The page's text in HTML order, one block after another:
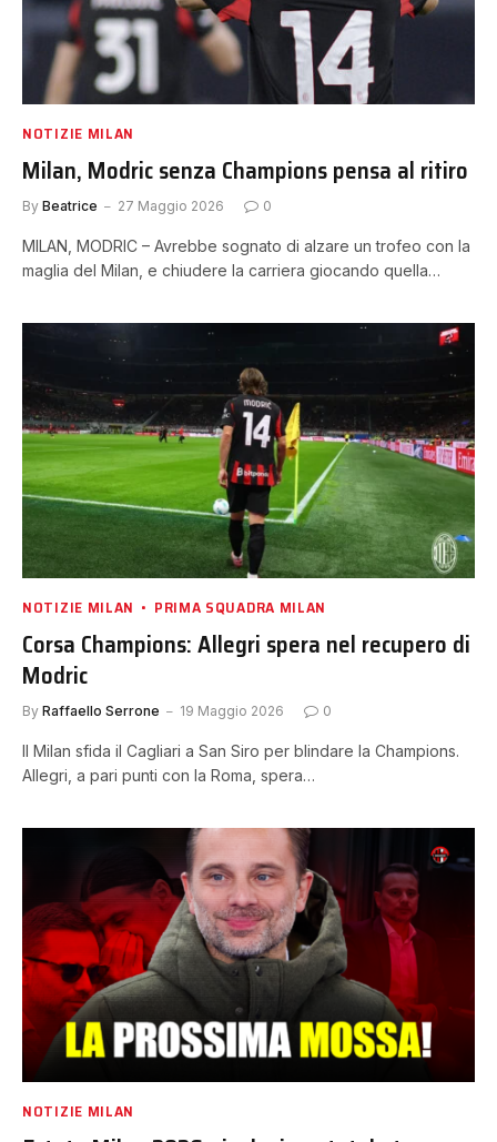
NOTIZIE MILAN
Milan, Modric senza Champions pensa al ritiro
By Beatrice 27 Maggio 2026 0
MILAN, MODRIC – Avrebbe sognato di alzare un trofeo con la
maglia del Milan, e chiudere la carriera giocando quella…
NOTIZIE MILAN PRIMA SQUADRA MILAN
Corsa Champions: Allegri spera nel recupero di
Modric
By Raffaello Serrone 19 Maggio 2026 0
Il Milan sfida il Cagliari a San Siro per blindare la Champions.
Allegri, a pari punti con la Roma, spera…
NOTIZIE MILAN